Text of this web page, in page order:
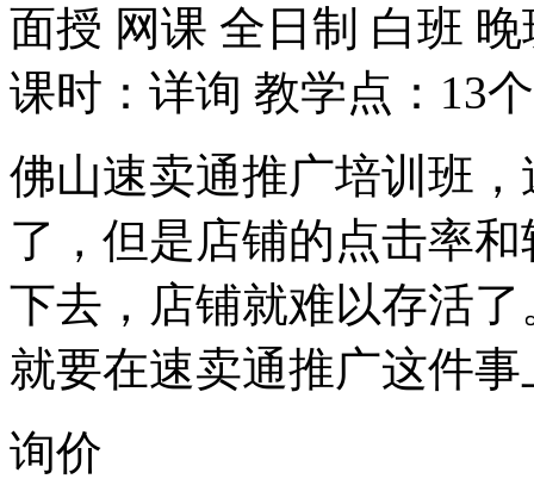
面授 网课 全日制 白班 晚
课时：详询 教学点：13个
佛山速卖通推广培训班
了，但是店铺的点击率
下去，店铺就难以存活
就要在速卖通推广这件
询价